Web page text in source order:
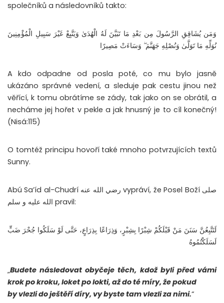
společníků a následovníků takto:
وَمَن يُشَاقِقِ الرَّسُولَ مِن بَعْدِ مَا تَبَيَّنَ لَهُ الْهُدَىٰ وَيَتَّبِعْ غَيْرَ سَبِيلِ الْمُؤْمِنِينَ
نُوَلِّهِ مَا تَوَلَّىٰ وَنُصْلِهِ جَهَنَّمَ ۖ وَسَاءَتْ مَصِيرًا
A kdo odpadne od posla poté, co mu bylo jasně
ukázáno správné vedení, a sleduje pak cestu jinou než
věřící, k tomu obrátíme se zády, tak jako on se obrátil, a
necháme jej hořet v pekle a jak hnusný je to cíl konečný!
(Nisá:115)
O tomtéž principu hovoří také mnoho potvrzujících textů
Sunny.
Abú Sa’íd al-Chudrí رضي الله عنه vypráví, že Posel Boží صلى
الله عليه و سلم pravil:
لَتَتَّبِعُنَّ سَنَنَ مَنْ قَبْلَكُمْ شِبْرًا بِشِبْرٍ، وَذِرَاعًا بِذِرَاعٍ، حَتَّى لَوْ سَلَكُوا جُحْرَ ضَبٍّ
لَسَلَكْتُمُوهُ
„Budete následovat obyčeje těch, kdož byli před vámi
krok po kroku, loket po lokti, až do té míry, že pokud
by vlezli do ještěří díry, vy byste tam vlezli za nimi.“